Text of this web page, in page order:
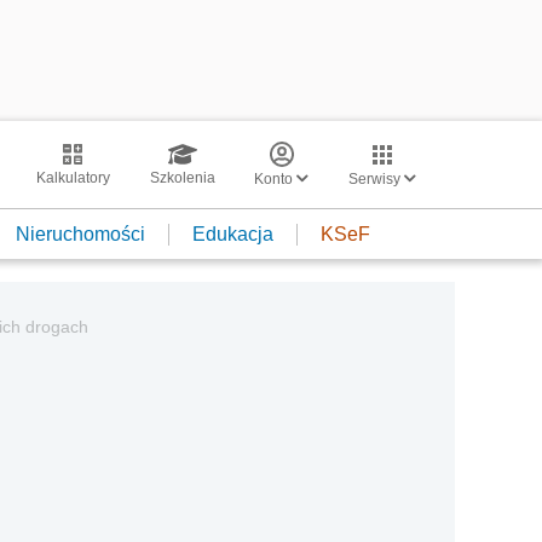
Kalkulatory Szkolenia Konto Serwisy
Nieruchomości Edukacja KSeF
drogach